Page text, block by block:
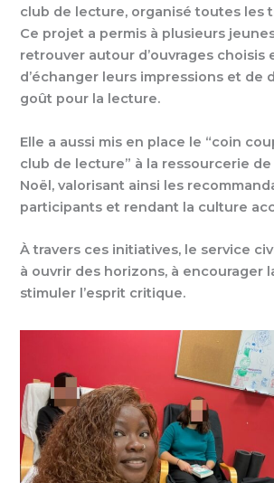
club de lecture, organisé toutes les
Ce projet a permis à plusieurs
retrouver autour d’ouvrages choisis
d’échanger leurs impressions et de
goût pour la lecture.
Elle a aussi mis en place le “coin
club de lecture” à la ressourcerie
Noël, valorisant ainsi les
participants et rendant la culture
À travers ces initiatives, le service
à ouvrir des horizons, à encourager
stimuler l’esprit critique.